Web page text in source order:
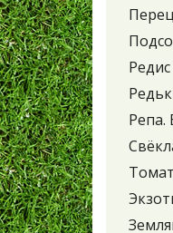
Перец
Редис
Репа.